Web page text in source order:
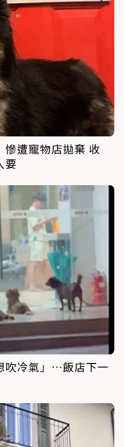
慘遭寵物店拋棄 收
要
吹冷氣」…飯店下一